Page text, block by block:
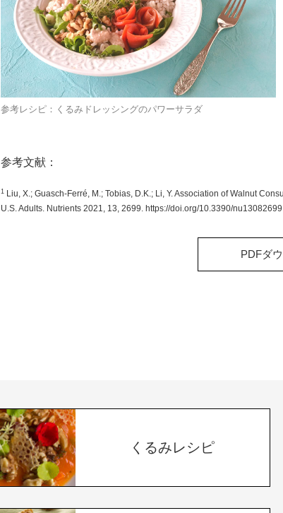
参考レシピ：くるみドレッシングのパワーサラダ
参考文献：
1
Liu, X.; Guasch-Ferré, M.; Tobias, D.K.; Li, Y. Association of Walnut
U.S. Adults. Nutrients 2021, 13, 2699. https://doi.org/10.3390/nu13082699
PDFダ
くるみレシピ